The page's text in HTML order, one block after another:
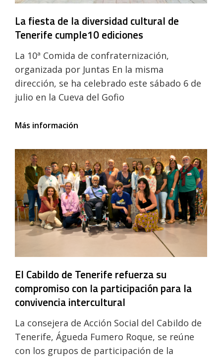
La fiesta de la diversidad cultural de
Tenerife cumple10 ediciones
La 10ª Comida de confraternización,
organizada por Juntas En la misma
dirección, se ha celebrado este sábado 6 de
julio en la Cueva del Gofio
Más información
la
diversidad
cultural
de
Tenerife
cumple10
ediciones
El Cabildo de Tenerife refuerza su
compromiso con la participación para la
convivencia intercultural
La consejera de Acción Social del Cabildo de
Tenerife, Águeda Fumero Roque, se reúne
con los grupos de participación de la